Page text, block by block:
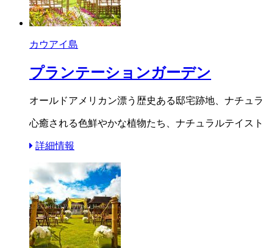
カウアイ島
プランテーションガーデン
オールドアメリカン漂う歴史ある邸宅跡地、ナチュ
心癒される色鮮やかな植物たち、ナチュラルテイス
詳細情報